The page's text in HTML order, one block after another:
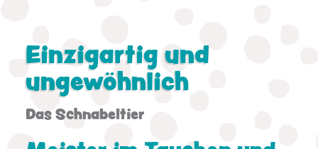
Abenteuer
Einzigartig und
ungewöhnlich
Das Schnabeltier